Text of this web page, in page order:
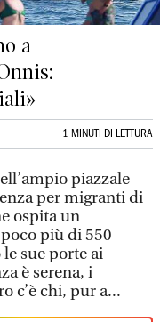
a
1 MINUTI DI LETTURA
piazzale
per migranti di
ospita un
più di 550
sue porte ai
è serena, i
c’è chi, pur a...